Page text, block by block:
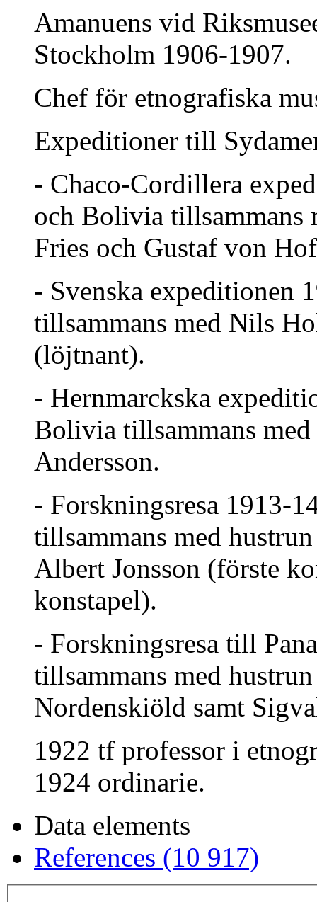
Amanuens vid
Stockholm 1906-1907.
Chef för etnografiska
Expeditioner till
- Chaco-Cordillera
och Bolivia tillsammans
Fries och Gustaf von
- Svenska expeditionen
tillsammans med Nils
(löjtnant).
- Hernmarckska
Bolivia tillsammans
Andersson.
- Forskningsresa 1913-
tillsammans med
Albert Jonsson (förste
konstapel).
- Forskningsresa till
tillsammans med
Nordenskiöld samt
1922 tf professor i
1924 ordinarie.
Data elements
References (10 917)